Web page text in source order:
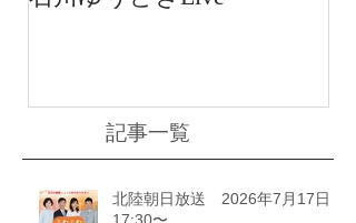
記事一覧
北陸朝日放送 2026年7月17日